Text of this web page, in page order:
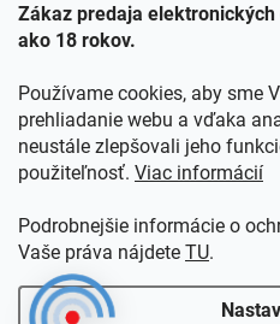
Zákaz predaja
ako 18 rokov.
Používame cookies, aby sme
prehliadanie webu a vďaka
neustále zlepšovali jeho
použiteľnosť. Viac informácií
Podrobnejšie informácie o
Vaše práva nájdete TU.
VAPEEE.EU
COOKIES
POŠTOVNÉ A DOPRAVA
VERNOSTNÝ